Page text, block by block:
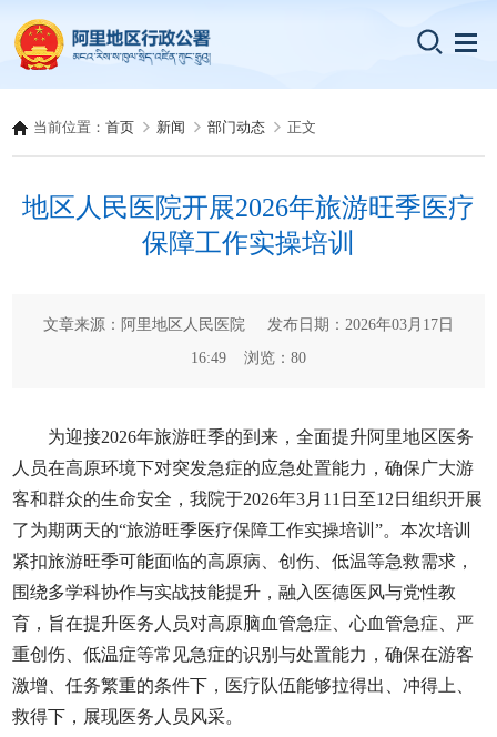
当前位置：首页 新闻 部门动态 正文
地区人民医院开展2026年旅游旺季医疗
保障工作实操培训
文章来源：阿里地区人民医院 发布日期：2026年03月17日
16:49 浏览： 80
为迎接2026年旅游旺季的到来，全面提升阿里地区医务
人员在高原环境下对突发急症的应急处置能力，确保广大游
客和群众的生命安全，我院于2026年3月11日至12日组织开展
了为期两天的“旅游旺季医疗保障工作实操培训”。本次培训
紧扣旅游旺季可能面临的高原病、创伤、低温等急救需求，
围绕多学科协作与实战技能提升，融入医德医风与党性教
育，旨在提升医务人员对高原脑血管急症、心血管急症、严
重创伤、低温症等常见急症的识别与处置能力，确保在游客
激增、任务繁重的条件下，医疗队伍能够拉得出、冲得上、
救得下，展现医务人员风采。